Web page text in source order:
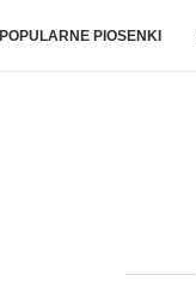
POPULARNE PIOSENKI